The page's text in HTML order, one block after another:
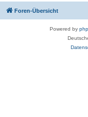
Foren-Übersicht
Powered by